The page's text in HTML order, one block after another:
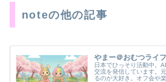
noteの他の記事
やまー＠おむつライ
日本でひっそり活動中。
交流を発信しています。
るのが大好き。オフ会や